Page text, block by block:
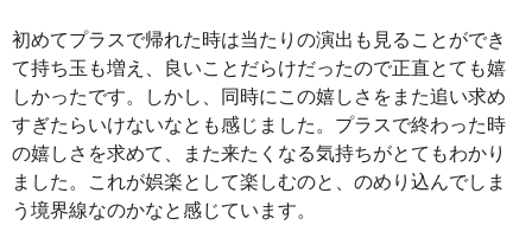
初めてプラスで帰れた時は当たりの演出も見ることができ
て持ち玉も増え、良いことだらけだったので正直とても嬉
しかったです。しかし、同時にこの嬉しさをまた追い求め
すぎたらいけないなとも感じました。プラスで終わった時
の嬉しさを求めて、また来たくなる気持ちがとてもわかり
ました。これが娯楽として楽しむのと、のめり込んでしま
う境界線なのかなと感じています。